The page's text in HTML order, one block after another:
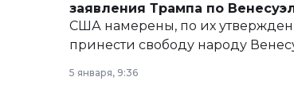
заявления Трампа по
США намерены, по их
принести свободу народу
5 января, 9:36